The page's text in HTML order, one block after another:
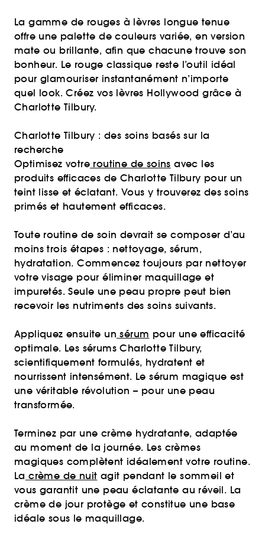
La gamme de rouges à lèvres longue tenue
offre une palette de couleurs variée, en version
mate ou brillante, afin que chacune trouve son
bonheur. Le rouge classique reste l’outil idéal
pour glamouriser instantanément n’importe
quel look. Créez vos lèvres Hollywood grâce à
Charlotte Tilbury.
Charlotte Tilbury : des soins basés sur la
recherche
Optimisez votre routine de soins avec les
produits efficaces de Charlotte Tilbury pour un
teint lisse et éclatant. Vous y trouverez des soins
primés et hautement efficaces.
Toute routine de soin devrait se composer d’au
moins trois étapes : nettoyage, sérum,
hydratation. Commencez toujours par nettoyer
votre visage pour éliminer maquillage et
impuretés. Seule une peau propre peut bien
recevoir les nutriments des soins suivants.
Appliquez ensuite un sérum pour une efficacité
optimale. Les sérums Charlotte Tilbury,
scientifiquement formulés, hydratent et
nourrissent intensément. Le sérum magique est
une véritable révolution – pour une peau
transformée.
Terminez par une crème hydratante, adaptée
au moment de la journée. Les crèmes
magiques complètent idéalement votre routine.
La crème de nuit agit pendant le sommeil et
vous garantit une peau éclatante au réveil. La
crème de jour protège et constitue une base
idéale sous le maquillage.